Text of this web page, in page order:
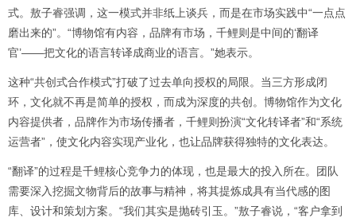
式。敖子睿强调，这一模式并非纸上谈兵，而是在市场实践中“一点点
磨出来的”。“博物馆有内容，品牌有市场，千鲤则是中间的‘翻译
官’——把文化的语言转译成商业的语言。”她表示。
这种“共创式合作模式”打破了过去单向授权的局限。当三方形成闭
环，文化就不再是简单的授权，而成为深度的共创。博物馆作为文化
内容提供者，品牌作为市场传播者，千鲤则扮演“文化转译者”和“系统
运营者”，使文化内容实现产业化，也让品牌获得独特的文化表达。
“翻译”的过程是千鲤核心竞争力的体现，也是最大的投入所在。团队
需要深入挖掘文物背后的故事与精神，将其提炼成具有当代感的图
库、设计和策划方案。“我们其实是抛砖引玉。”敖子睿说，“客户拿到